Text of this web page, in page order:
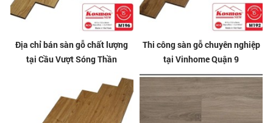
Địa chỉ bán sàn gỗ chất lượng
tại Cầu Vượt Sóng Thần
Thi công sàn gỗ chuyên nghiệp
tại Vinhome Quận 9